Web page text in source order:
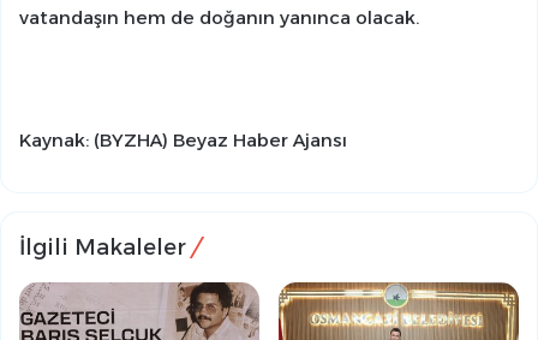
vatandaşın hem de doğanın yanınca olacak.
Kaynak: (BYZHA) Beyaz Haber Ajansı
İlgili Makaleler